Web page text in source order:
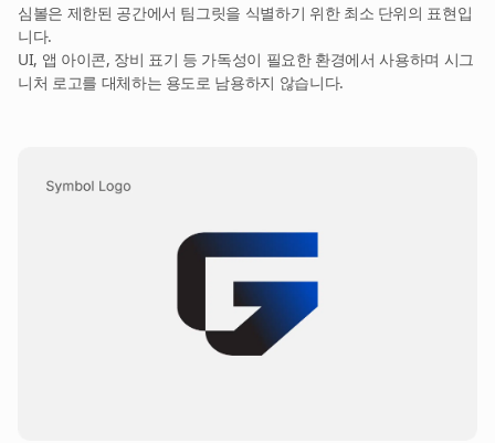
심볼은 제한된 공간에서 팀그릿을 식별하기 위한 최소 단위의 표현입
니다.
UI, 앱 아이콘, 장비 표기 등 가독성이 필요한 환경에서 사용하며 시그
니처 로고를 대체하는 용도로 남용하지 않습니다.